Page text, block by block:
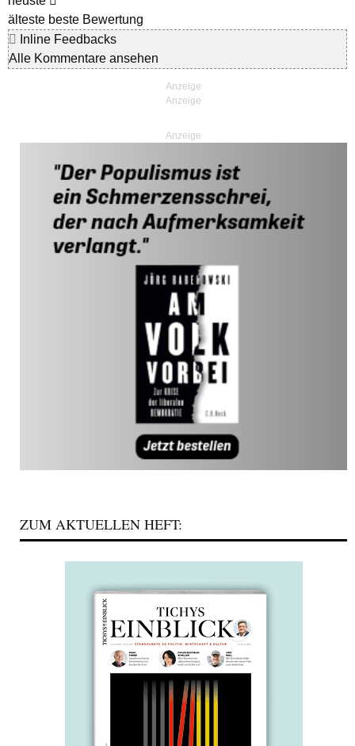
älteste beste Bewertung
Inline Feedbacks
Alle Kommentare ansehen
Anzeige
ZUM AKTUELLEN HEFT: